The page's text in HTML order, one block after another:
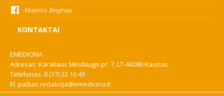
Mamos žinynas
KONTAKTAI
EMEDICINA
Adresas: Karaliaus Mindaugo pr. 7, LT-44280 Kaunas
Telefonas: 8 (37) 22 10 49
El. paštas redakcija@emedicina.lt